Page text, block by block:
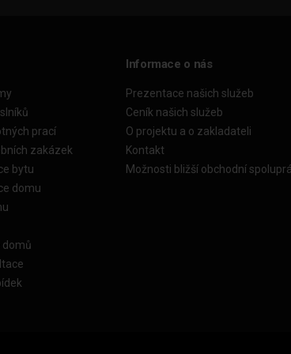
prací
zakázek
bytu
domu
domů
Informace o nás
Prezentace našich služeb
Ceník našich služeb
O projektu a o zakladateli
Kontakt
Možnosti bližší obchodní